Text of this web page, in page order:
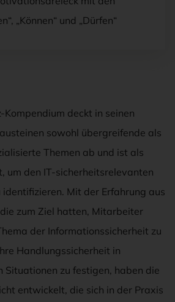
„Können“ und „Dürfen“
Kompendium deckt in seinen
sowohl übergreifende als
Themen ab und ist als
um den IT-sicherheitsrelevanten
Mit der Erfahrung aus
zum Ziel hatten, Mitarbeiter
der Informationssicherheit zu
Handlungssicherheit in
Situationen zu festigen, haben die
entwickelt, die sich in der Praxis